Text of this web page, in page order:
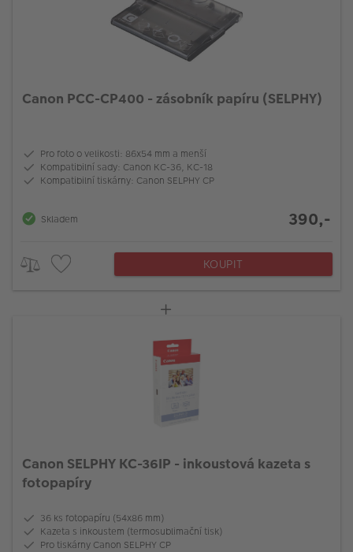
Canon PCC-CP400 - zásobník papíru (SELPHY)
Pro foto o velikosti: 86x54 mm a menší
Kompatibilní sady: Canon KC-36, KC-18
Kompatibilní tiskárny: Canon SELPHY CP
Skladem 390,-
KOUPIT
Canon SELPHY KC-36IP - inkoustová kazeta s
fotopapíry
36 ks fotopapíru (54x86 mm)
Kazeta s inkoustem (termosublimační tisk)
Pro tiskárny Canon SELPHY CP